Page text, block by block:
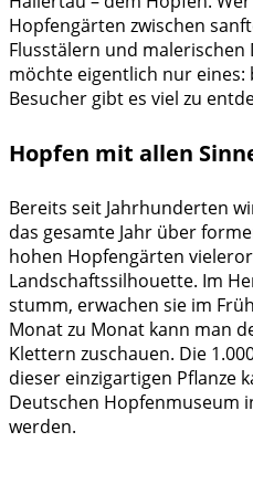
Hopfengärten zwischen
Flusstälern und
möchte eigentlich nur eines:
Besucher gibt es viel zu
Hopfen mit allen
Bereits seit Jahrhunderten
das gesamte Jahr über
hohen Hopfengärten
Landschaftssilhouette. Im
stumm, erwachen sie im
Monat zu Monat kann man
Klettern zuschauen. Die
dieser einzigartigen Pflanze
Deutschen Hopfenmuseum
werden.